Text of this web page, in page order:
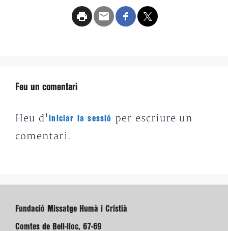
Feu un comentari
Heu d'iniciar la sessió
per escriure un
comentari.
Fundació Missatge Humà i Cristià
Comtes de Bell-lloc, 67-69